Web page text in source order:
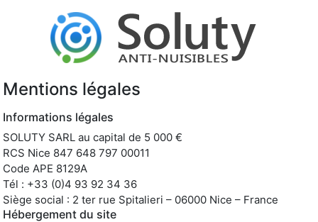
Mentions légales
Informations légales
SOLUTY SARL au capital de 5 000 €
RCS Nice 847 648 797 00011
Code APE 8129A
Tél : +33 (0)4 93 92 34 36
Siège social : 2 ter rue Spitalieri – 06000 Nice – France
Hébergement du site